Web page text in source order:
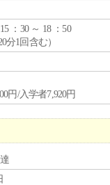
：30 ～ 18 ：50
分1回含む）
円/入学者7,920円